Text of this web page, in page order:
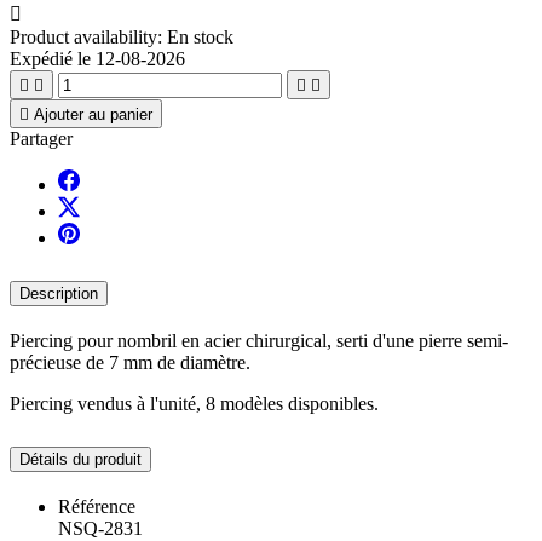

Product availability: En stock
Expédié le 12-08-2026
   
 Ajouter au panier
Partager
Description
Piercing pour nombril en acier chirurgical, serti d'une pierre semi-
précieuse de 7 mm de diamètre.
Piercing vendus à l'unité, 8 modèles disponibles.
Détails du produit
Référence
NSQ-2831